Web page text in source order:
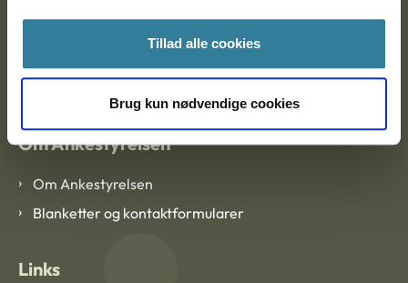
Tillad alle cookies
Brug kun nødvendige cookies
EAN: 57 98 000 35 48 21
CVR: 1007 4002
Om Ankestyrelsen
Om Ankestyrelsen
Blanketter og kontaktformularer
Links